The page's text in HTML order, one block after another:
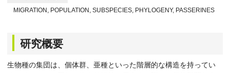
MIGRATION, POPULATION, SUBSPECIES, PHYLOGENY, PASSERINES
研究概要
生物種の集団は、個体群、亜種といった階層的な構造を持ってい